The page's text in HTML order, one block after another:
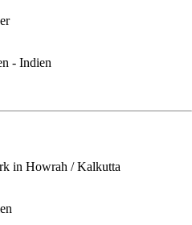
- Indien
in Howrah / Kalkutta